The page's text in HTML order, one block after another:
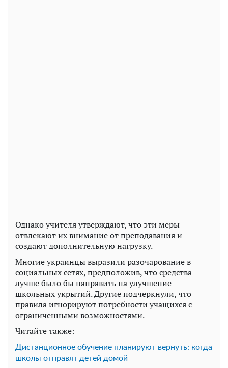
Однако учителя утверждают, что эти меры
отвлекают их внимание от преподавания и
создают дополнительную нагрузку.
Многие украинцы выразили разочарование в
социальных сетях, предположив, что средства
лучше было бы направить на улучшение
школьных укрытий. Другие подчеркнули, что
правила игнорируют потребности учащихся с
ограниченными возможностями.
Читайте также:
Дистанционное обучение планируют вернуть: когда
школы отправят детей домой